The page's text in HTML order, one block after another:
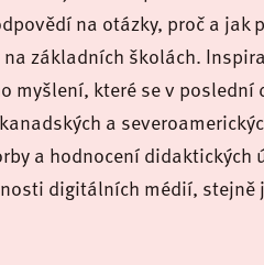
na otázky, proč a
základních školách.
myšlení, které se v
a
a hodnocení didaktických
digitálních médií, stejně